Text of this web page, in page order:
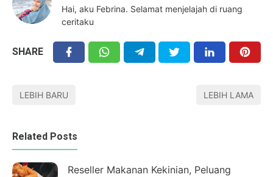
Hai, aku Febrina. Selamat menjelajah di ruang
ceritaku
SHARE
LEBIH BARU LEBIH LAMA
Related Posts
Reseller Makanan Kekinian, Peluang